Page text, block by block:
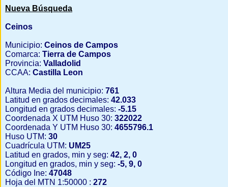
Nueva Búsqueda
Ceinos
Municipio: Ceinos de Campos
Comarca: Tierra de Campos
Provincia: Valladolid
CCAA: Castilla Leon
Altura Media del municipio: 761
Latitud en grados decimales: 42.033
Longitud en grados decimales: -5.15
Coordenada X UTM Huso 30: 322022
Coordenada Y UTM Huso 30: 4655796.1
Huso UTM: 30
Cuadrícula UTM: UM25
Latitud en grados, min y seg: 42, 2, 0
Longitud en grados, min y seg: -5, 9, 0
Código Ine: 47048
Hoja del MTN 1:50000 : 272